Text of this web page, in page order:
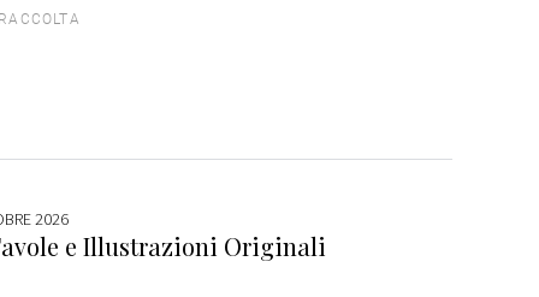
2026
e Illustrazioni Originali